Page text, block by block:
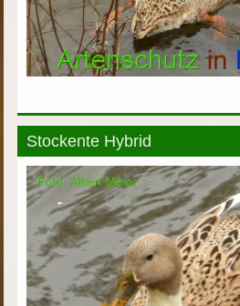
Stockente Hybrid